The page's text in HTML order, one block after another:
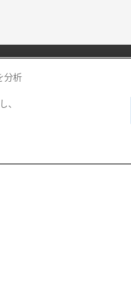
神百貨店
阪神・にしのみや
分析
、